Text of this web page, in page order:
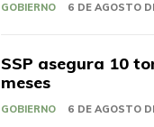
GOBIERNO 6 DE AGOSTO
SSP asegura 10
meses
GOBIERNO 6 DE AGOSTO